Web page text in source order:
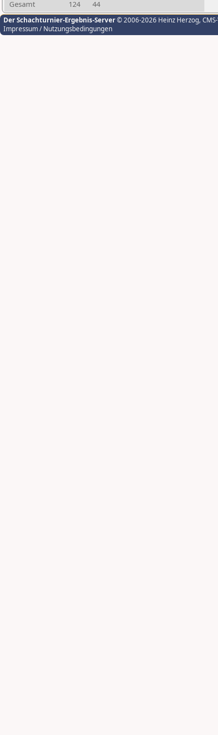
Gesamt 124 44
Der Schachturnier-Ergebnis-Server© 2006-2026 Heinz Herzog,
Impressum / Nutzungsbedingungen